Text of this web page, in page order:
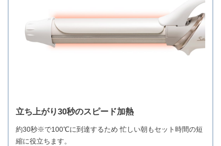
立ち上がり30秒のスピード加熱
約30秒※で100℃に到達するため 忙しい朝もセット時間の短
縮に役立ちます。